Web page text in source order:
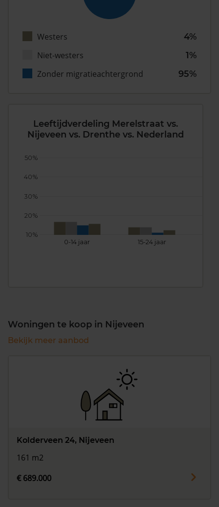
Westers
4%
Niet-westers
1%
Zonder migratieachtergrond
95%
Leeftijdverdeling Merelstraat vs.
Nijeveen vs. Drenthe vs. Nederland
0-14 jaar 15-24 jaar
10%
20%
30%
40%
50%
Woningen te koop in Nijeveen
Bekijk meer aanbod
Kolderveen 24, Nijeveen
161 m2
€ 689.000